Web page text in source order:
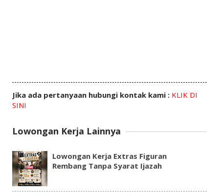
Jika ada pertanyaan hubungi kontak kami : KLIK DI
SINI
Lowongan Kerja Lainnya
Lowongan Kerja Extras Figuran
Rembang Tanpa Syarat Ijazah